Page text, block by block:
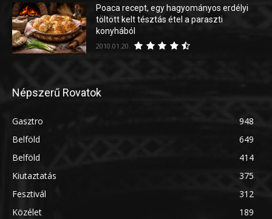
Poaca recept, egy hagyományos erdélyi
töltött kelt tésztás étel a paraszti
konyhából
2010.01.20.
Népszerű Rovatok
Gasztro
948
Belföld
649
Belföld
414
Kiutaztatás
375
Fesztivál
312
Közélet
189